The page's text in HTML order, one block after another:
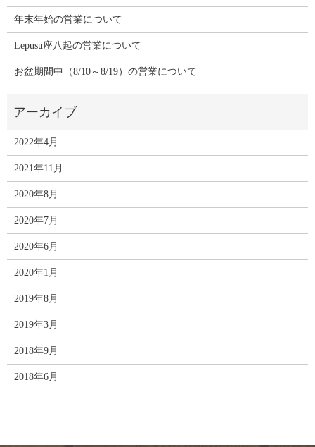
年末年始の営業について
Lepusu座八起の営業について
お盆期間中（8/10～8/19）の営業について
2022年4月
2021年11月
2020年8月
2020年7月
2020年6月
2020年1月
2019年8月
2019年3月
2018年9月
2018年6月